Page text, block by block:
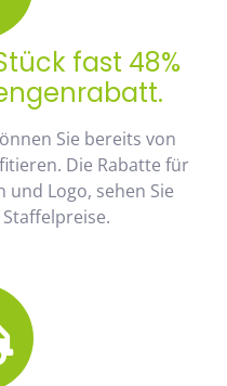
fast 48%
Sie bereits von
Die Rabatte für
Logo, sehen Sie